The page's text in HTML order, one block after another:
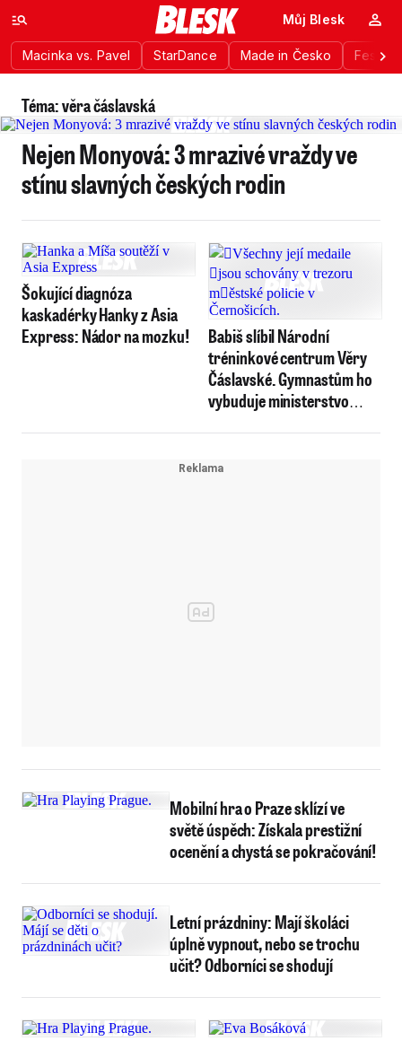
Macinka vs. Pavel StarDance Made in Česko
Můj Blesk
Téma: věra čáslavská
Nejen Monyová: 3 mrazivé vraždy ve
stínu slavných českých rodin
Šokující diagnóza
kaskadérky Hanky z Asia
Express: Nádor na mozku!
Babiš slíbil Národní
tréninkové centrum Věry
Čáslavské. Gymnastům ho
vybuduje ministerstvo
Mobilní hra o Praze sklízí ve
světě úspěch: Získala prestižní
ocenění a chystá se pokračování!
Letní prázdniny: Mají školáci
úplně vypnout, nebo se trochu
učit? Odborníci se shodují